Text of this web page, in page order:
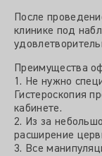
После
клинике под
Преимущества
1. Не нужно
Гистероскопия
кабинете.
2. Из за
расширение
3. Все